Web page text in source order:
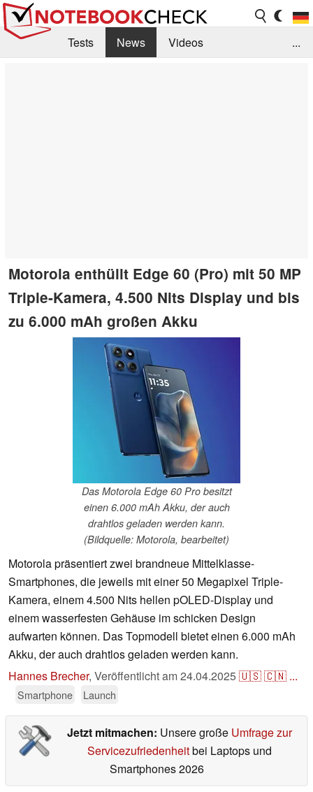
Tests News
Videos
...
Motorola enthüllt Edge 60 (Pro) mit 50 MP
Triple-Kamera, 4.500 Nits Display und bis
zu 6.000 mAh großen Akku
Das Motorola Edge 60 Pro besitzt
einen 6.000 mAh Akku, der auch
drahtlos geladen werden kann.
(Bildquelle: Motorola, bearbeitet)
Motorola präsentiert zwei brandneue Mittelklasse-
Smartphones, die jeweils mit einer 50 Megapixel Triple-
Kamera, einem 4.500 Nits hellen pOLED-Display und
einem wasserfesten Gehäuse im schicken Design
aufwarten können. Das Topmodell bietet einen 6.000 mAh
Akku, der auch drahtlos geladen werden kann.
Hannes Brecher, Veröffentlicht am24.04.2025🇺🇸🇨🇳 ...
Smartphone Launch
Jetzt mitmachen: Unsere große Umfrage zur
Servicezufriedenheitbei Laptops und
Smartphones 2026